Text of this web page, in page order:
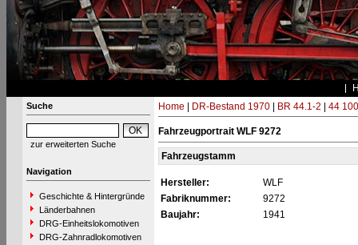
Suche
zur erweiterten Suche
Navigation
Geschichte & Hintergründe
Länderbahnen
DRG-Einheitslokomotiven
DRG-Zahnradlokomotiven
Home DR-Bestand 1970| BR 44.1-2 44
Fahrzeugportrait WLF 9272
Fahrzeugstamm
Hersteller:
WLF
Fabriknummer:
9272
Baujahr:
1941